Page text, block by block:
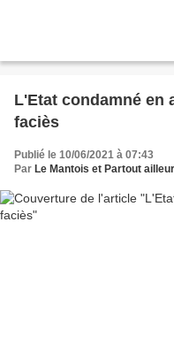
L'Etat condamné en
faciès
Publié le 10/06/2021 à 07:43
Par Le Mantois et Partout